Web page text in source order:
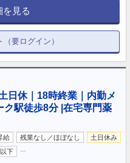
を見る
要ログイン）
日休｜18時終業｜内勤メ
ク駅徒歩8分 |在宅専門薬
給 残業なし／ほぼなし
土日休み
下